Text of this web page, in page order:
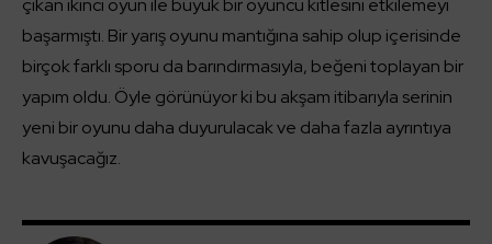
çıkan ikinci oyun ile büyük bir oyuncu kitlesini etkilemeyi
başarmıştı. Bir yarış oyunu mantığına sahip olup içerisinde
birçok farklı sporu da barındırmasıyla, beğeni toplayan bir
yapım oldu. Öyle görünüyor ki bu akşam itibarıyla serinin
yeni bir oyunu daha duyurulacak ve daha fazla ayrıntıya
kavuşacağız.